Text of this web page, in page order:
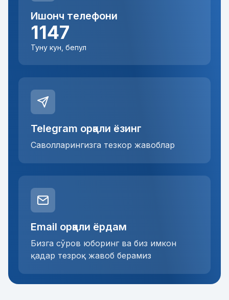
Ишонч телефони
1147
Туну кун, бепул
Telegram орқали ёзинг
Саволларингизга тезкор жавоблар
Email орқали ёрдам
Бизга сўров юборинг ва биз имкон
қадар тезроқ жавоб берамиз